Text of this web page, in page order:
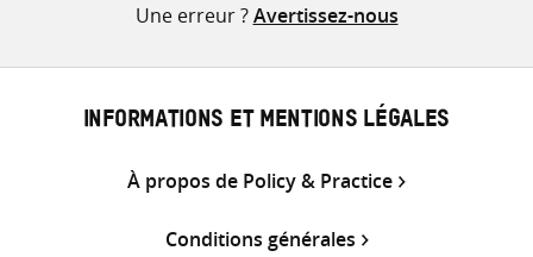
Une erreur ?Avertissez-nous
INFORMATIONS ET MENTIONS LÉGALES
À propos de Policy & Practice
Conditions générales